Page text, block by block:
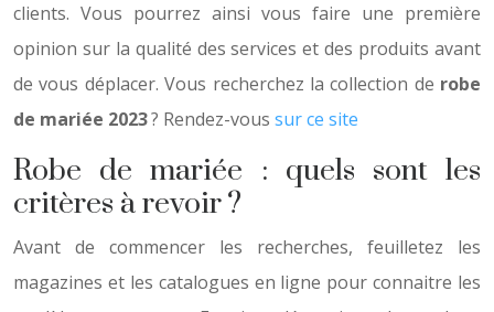
clients. Vous pourrez ainsi vous faire une première
opinion sur la qualité des services et des produits avant
de vous déplacer. Vous recherchez la collection de robe
de mariée 2023? Rendez-vous sur ce site
Robe de mariée : quels sont les
critères à revoir ?
Avant de commencer les recherches, feuilletez les
magazines et les catalogues en ligne pour connaitre les